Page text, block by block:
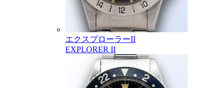
エクスプローラーII
EXPLORER II